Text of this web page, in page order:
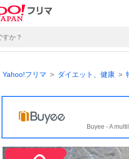
Yahoo!フリマ ダイエット、健康
Buyee - A